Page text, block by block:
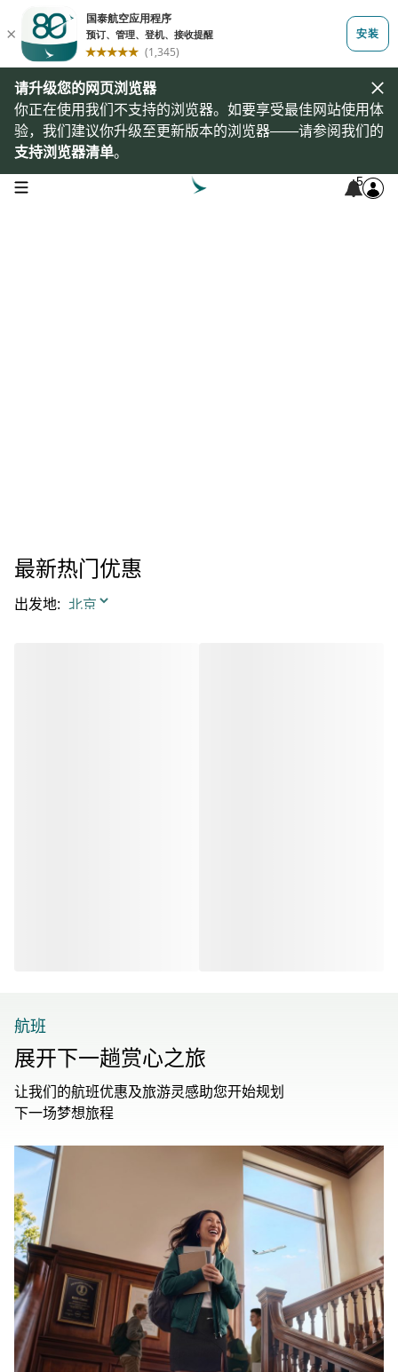
请升级您的网页浏览器
你正在使用我们不支持的浏览器。如要享受最佳网站使用体
验，我们建议你升级至更新版本的浏览器——请参阅我们的
支持浏览器清单。
open navigation menu 5
最新热门优惠
出发地:
航班
展开下一趟赏心之旅
让我们的航班优惠及旅游灵感助您开始规划
下一场梦想旅程